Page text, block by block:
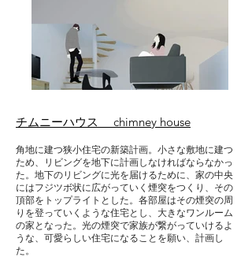
チムニーハウス chimney house
角地に建つ狭小住宅の新築計画。小さな敷地に建つ
ため、リビングを地下に計画しなければならなかっ
た。地下のリビングに光を届けるために、家の中央
にはフジツボ状に広がっていく煙突をつくり、その
頂部をトップライトとした。各部屋はその煙突の周
りを登っていくような住宅とし、大きなワンルーム
の家となった。光の煙突で家族が繋がっていけるよ
うな、可愛らしい住宅になることを願い、計画し
た。